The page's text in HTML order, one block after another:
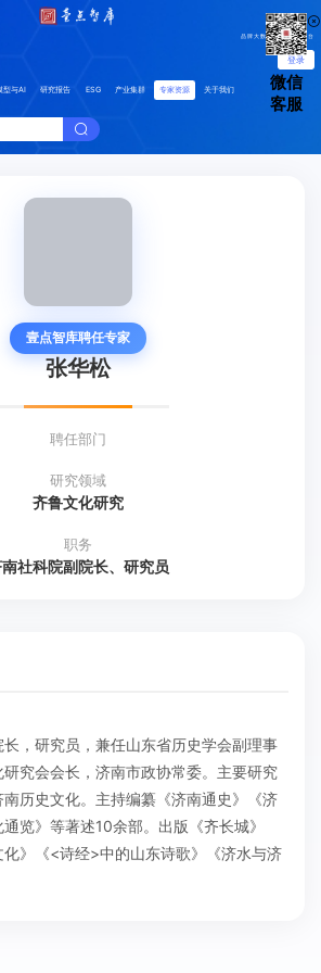
品牌大数据分析管理平台
型与AI 研究报告 ESG 产业集群 专家资源 关于我们
登录
微信
客服
壹点智库聘任专家
张华松
聘任部门
研究领域
齐鲁文化研究
职务
社科院副院长、研究员
，研究员，兼任山东省历史学会副理事
究会会长，济南市政协常委。主要研究
历史文化。主持编纂《济南通史》《济
览》等著述10余部。出版《齐长城》
化》《<诗经>中的山东诗歌》《济水与济